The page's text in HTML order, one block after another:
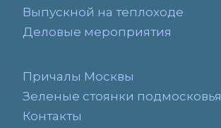
Выпускной на теплоходе
Деловые мероприятия
Причалы Москвы
Зеленые стоянки подмосковья
Контакты